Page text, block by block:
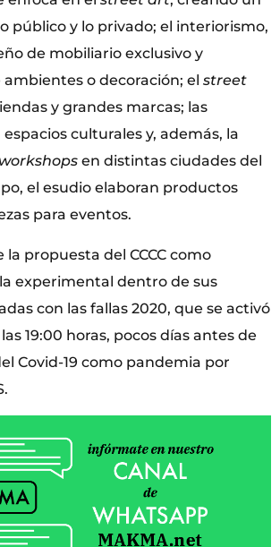
público y lo privado; el interiorismo,
de mobiliario exclusivo y
o decoración; el street
y grandes marcas; las
culturales y, además, la
workshops en distintas ciudades del
el esudio elaboran productos
para eventos.
la propuesta del CCCC como
experimental dentro de sus
con las fallas 2020, que se activó
19:00 horas, pocos días antes de
Covid-19 como pandemia por